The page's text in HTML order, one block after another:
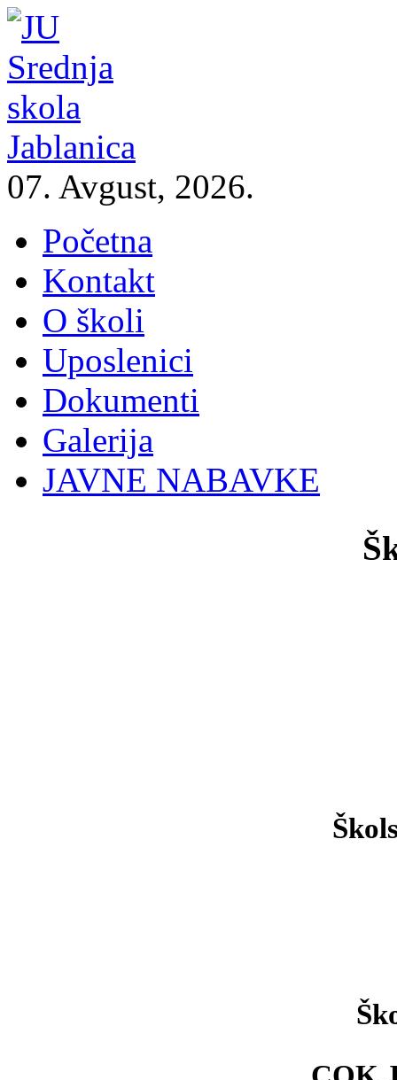
07. Avgust, 2026.
Početna
Kontakt
O školi
Uposlenici
Dokumenti
Galerija
JAVNE NABAVKE